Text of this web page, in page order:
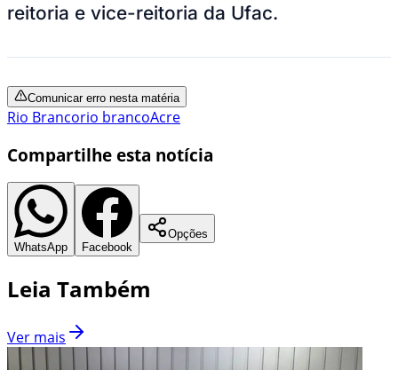
reitoria e vice-reitoria da Ufac.
Comunicar erro nesta matéria
Rio Brancorio brancoAcre
Compartilhe esta notícia
WhatsApp Facebook
Opções
Leia Também
Ver mais